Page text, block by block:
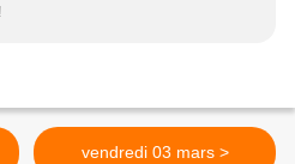
vendredi 03 mars >